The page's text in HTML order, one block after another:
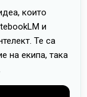
които
и
Те са
на екипа, така